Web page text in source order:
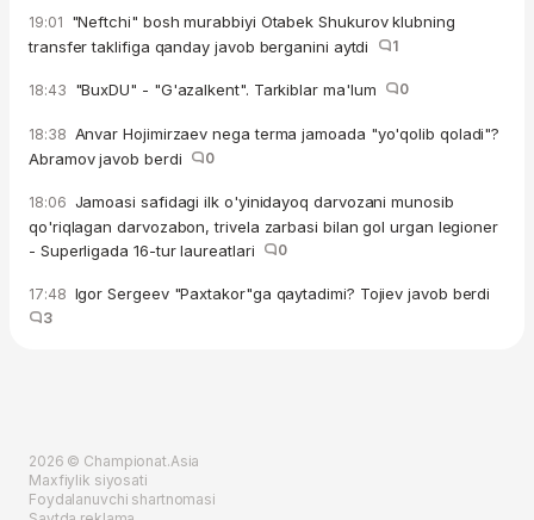
19:01 "Neftchi" bosh murabbiyi Otabek Shukurov klubning
transfer taklifiga qanday javob berganini aytdi
1
18:43 "BuxDU" - "G'azalkent". Tarkiblar ma'lum 0
18:38 Anvar Hojimirzaev nega terma jamoada "yo'qolib qoladi"?
Abramov javob berdi
0
18:06 Jamoasi safidagi ilk o'yinidayoq darvozani munosib
qo'riqlagan darvozabon, trivela zarbasi bilan gol urgan legioner
- Superligada 16-tur laureatlari
0
17:48 Igor Sergeev "Paxtakor"ga qaytadimi? Tojiev javob berdi
3
2026 © Championat.Asia
Maxfiylik siyosati
Foydalanuvchi shartnomasi